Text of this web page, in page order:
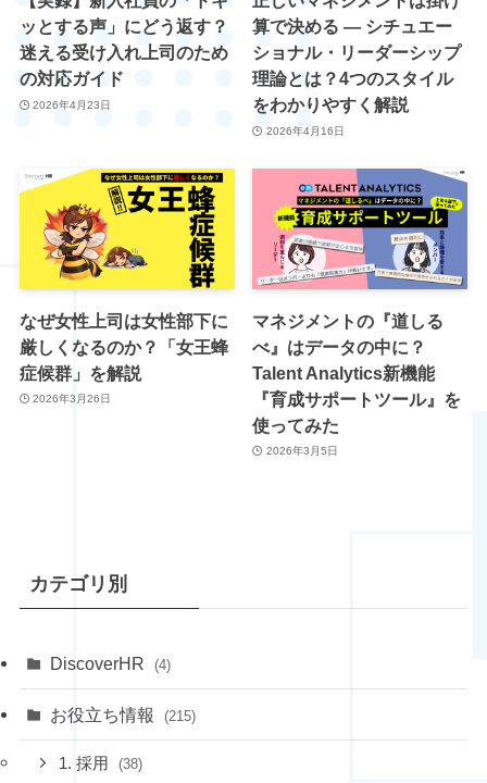
ッとする声」にどう返す？
迷える受け入れ上司のため
の対応ガイド
2026年4月23日
算で決める ― シチュエー
ショナル・リーダーシップ
理論とは？4つのスタイル
をわかりやすく解説
2026年4月16日
なぜ女性上司は女性部下に
厳しくなるのか？「女王蜂
症候群」を解説
2026年3月26日
マネジメントの『道しる
べ』はデータの中に？
Talent Analytics新機能
『育成サポートツール』を
使ってみた
2026年3月5日
カテゴリ別
DiscoverHR (4)
お役立ち情報 (215)
1. 採用 (38)